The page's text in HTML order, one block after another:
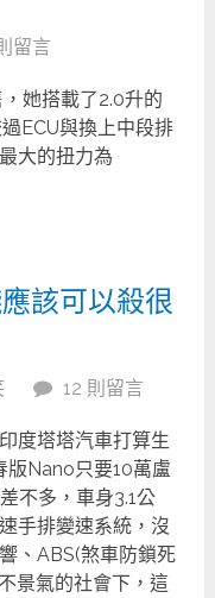
留言
她搭載了2.0升的
ECU與換上中段排
大的扭力為
該可以殺很
12 則留言
度塔塔汽車打算生
版Nano只要10萬盧
不多，車身3.1公
手排變速系統，沒
、ABS(煞車防鎖死
景氣的社會下，這